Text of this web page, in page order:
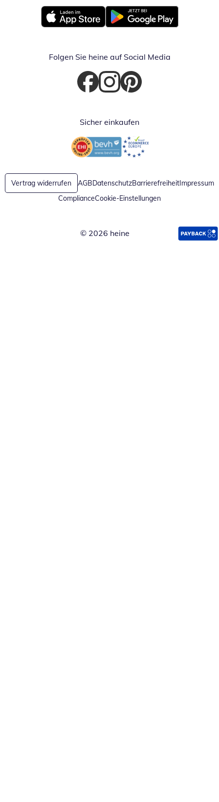
Öffnet in neuem FensterÖffnet in neuem Fenster
Folgen Sie heine auf Social Media
Öffnet in neuem Fenster
Öffnet in neuem Fenster
Öffnet in neuem Fenster
Sicher einkaufen
Öffnet in neuem FensterÖffnet in neuem Fenster
Vertrag widerrufen AGBDatenschutzBarrierefreiheitImpressum
ComplianceCookie-Einstellungen
© 2026 heine